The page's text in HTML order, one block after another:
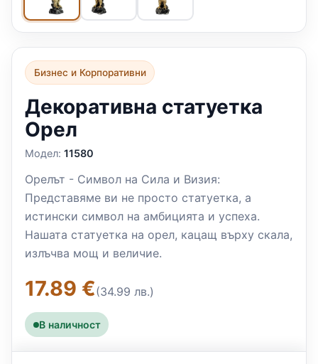
Бизнес и Корпоративни
Декоративна статуетка
Орел
Модел:11580
Орелът - Символ на Сила и Визия:
Представяме ви не просто статуетка, а
истински символ на амбицията и успеха.
Нашата статуетка на орел, кацащ върху скала,
излъчва мощ и величие.
17.89 €(34.99 лв.)
В наличност